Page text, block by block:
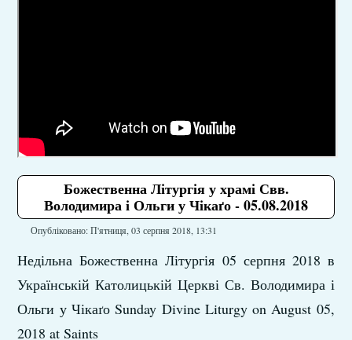
Божественна Літургія у храмі Свв.
Володимира і Ольги у Чікаґо - 05.08.2018
Опубліковано: П'ятниця, 03 серпня 2018, 13:31
Недільна Божественна Літургія 05 серпня 2018 в
Українській Католицькій Церкві Св. Володимира і
Ольги у Чікаґо Sunday Divine Liturgy on August 05,
2018 at Saints